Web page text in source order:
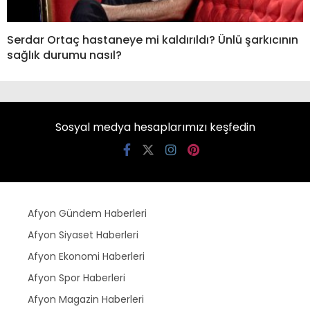
Serdar Ortaç hastaneye mi kaldırıldı? Ünlü şarkıcının
sağlık durumu nasıl?
Sosyal medya hesaplarımızı keşfedin
Afyon Gündem Haberleri
Afyon Siyaset Haberleri
Afyon Ekonomi Haberleri
Afyon Spor Haberleri
Afyon Magazin Haberleri